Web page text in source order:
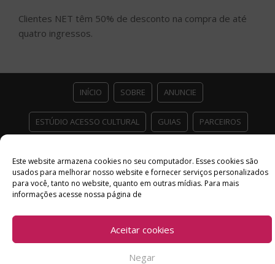
Este website armazena cookies no seu computador. Esses cookies são
usados ​​para melhorar nosso website e fornecer serviços personalizados
para você, tanto no website, quanto em outras mídias. Para mais
informações acesse nossa página de
Aceitar cookies
Negar
Clientes NET têm 50% de desconto na compra de até
quatro ingressos.
INÍCIO SOBRE ANUNCIE
ESTÚDIO ACESSO CULTURAL GUIAS PARCEIROS
Facebook
TwitterInstagram
Youtube
Copyright © 2026 Acesso Cultural - Arte, Cultura Pop e Entretenimento